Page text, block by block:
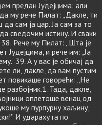
предан Јудејцима: али
му рече Пилат: „Дакле, ти
сам ја цар. Ја сам за то
сведочим истину. И сваки
38. Рече му Пилат: „Шта је
Јудејцима, и рече им: „Ја
39. А у вас је обичај да
ли, дакле, да вам пустим
повикаше говорећи: „Не
разбојник.1. Тада, дакле,
оплетоше венац од
му пурпурну хаљину,
И удараху га по